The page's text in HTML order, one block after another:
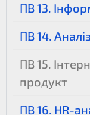
ПВ 13.
ПВ 14.
ПВ 15.
продукт
ПВ 16. HR-